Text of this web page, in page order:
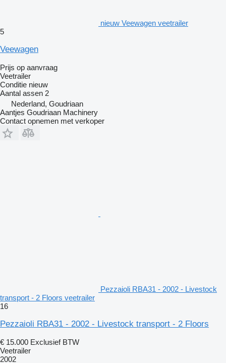
nieuw Veewagen veetrailer
5
Veewagen
Prijs op aanvraag
Veetrailer
Conditie nieuw
Aantal assen 2
Nederland, Goudriaan
Aantjes Goudriaan Machinery
Contact opnemen met verkoper
Pezzaioli RBA31 - 2002 - Livestock
transport - 2 Floors veetrailer
16
Pezzaioli RBA31 - 2002 - Livestock transport - 2 Floors
€ 15.000 Exclusief BTW
Veetrailer
2002